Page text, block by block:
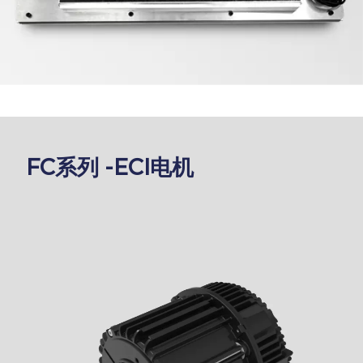
FC系列 -ECI电机